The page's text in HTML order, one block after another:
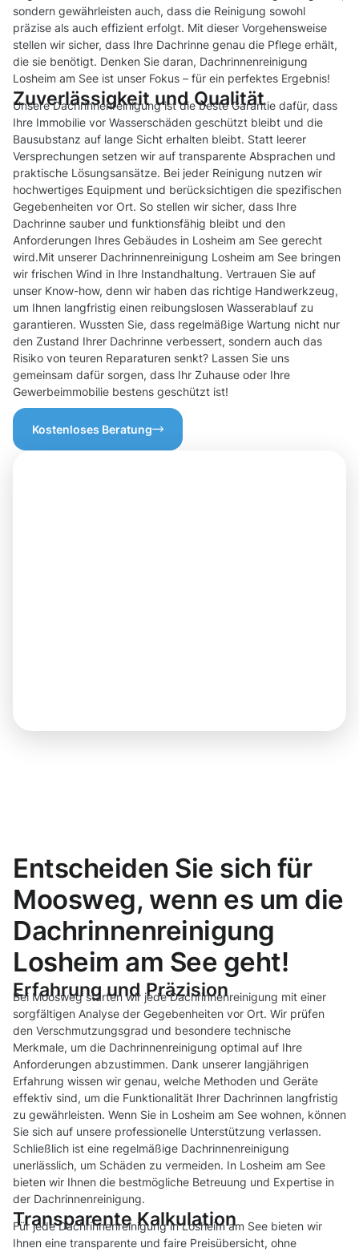
sondern gewährleisten auch, dass die Reinigung sowohl
präzise als auch effizient erfolgt. Mit dieser Vorgehensweise
stellen wir sicher, dass Ihre Dachrinne genau die Pflege erhält,
die sie benötigt. Denken Sie daran, Dachrinnenreinigung
Losheim am See ist unser Fokus – für ein perfektes Ergebnis!
Zuverlässigkeit und Qualität
Unsere Dachrinnenreinigung ist die beste Garantie dafür, dass
Ihre Immobilie vor Wasserschäden geschützt bleibt und die
Bausubstanz auf lange Sicht erhalten bleibt. Statt leerer
Versprechungen setzen wir auf transparente Absprachen und
praktische Lösungsansätze. Bei jeder Reinigung nutzen wir
hochwertiges Equipment und berücksichtigen die spezifischen
Gegebenheiten vor Ort. So stellen wir sicher, dass Ihre
Dachrinne sauber und funktionsfähig bleibt und den
Anforderungen Ihres Gebäudes in Losheim am See gerecht
wird.Mit unserer Dachrinnenreinigung Losheim am See bringen
wir frischen Wind in Ihre Instandhaltung. Vertrauen Sie auf
unser Know-how, denn wir haben das richtige Handwerkzeug,
um Ihnen langfristig einen reibungslosen Wasserablauf zu
garantieren. Wussten Sie, dass regelmäßige Wartung nicht nur
den Zustand Ihrer Dachrinne verbessert, sondern auch das
Risiko von teuren Reparaturen senkt? Lassen Sie uns
gemeinsam dafür sorgen, dass Ihr Zuhause oder Ihre
Gewerbeimmobilie bestens geschützt ist!
Kostenloses Beratung
Entscheiden Sie sich für
Moosweg, wenn es um die
Dachrinnenreinigung
Losheim am See geht!
Erfahrung und Präzision
Bei Moosweg starten wir jede Dachrinnenreinigung mit einer
sorgfältigen Analyse der Gegebenheiten vor Ort. Wir prüfen
den Verschmutzungsgrad und besondere technische
Merkmale, um die Dachrinnenreinigung optimal auf Ihre
Anforderungen abzustimmen. Dank unserer langjährigen
Erfahrung wissen wir genau, welche Methoden und Geräte
effektiv sind, um die Funktionalität Ihrer Dachrinnen langfristig
zu gewährleisten. Wenn Sie in Losheim am See wohnen, können
Sie sich auf unsere professionelle Unterstützung verlassen.
Schließlich ist eine regelmäßige Dachrinnenreinigung
unerlässlich, um Schäden zu vermeiden. In Losheim am See
bieten wir Ihnen die bestmögliche Betreuung und Expertise in
der Dachrinnenreinigung.
Transparente Kalkulation
Für jede Dachrinnenreinigung in Losheim am See bieten wir
Ihnen eine transparente und faire Preisübersicht, ohne